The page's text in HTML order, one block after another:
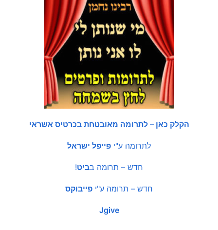
הקלק כאן – לתרומה מאובטחת בכרטיס אשראי
לתרומה ע"י פייפל ישראל
חדש – תרומה בביט!
חדש – תרומה ע"י פייבוקס
Jgive